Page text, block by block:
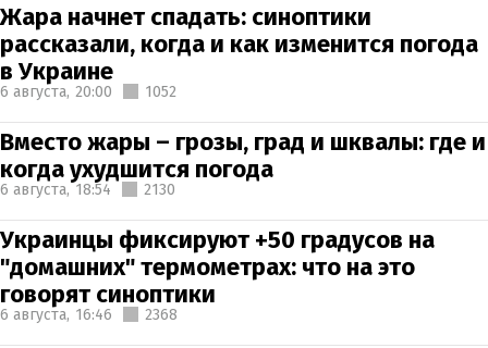
Жара начнет спадать: синоптики
рассказали, когда и как изменится погода
в Украине
6 августа, 20:00 1052
Вместо жары – грозы, град и шквалы: где и
когда ухудшится погода
6 августа, 18:54 2130
Украинцы фиксируют +50 градусов на
"домашних" термометрах: что на это
говорят синоптики
6 августа, 16:46 2368